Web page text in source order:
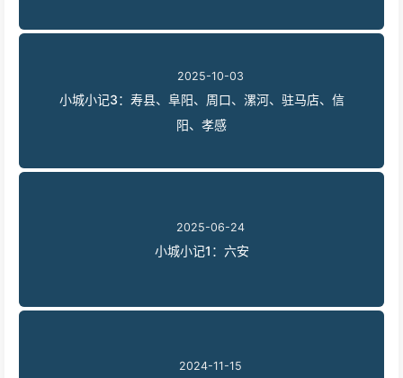
2025-10-03
小城小记3：寿县、阜阳、周口、漯河、驻马店、信
阳、孝感
2025-06-24
小城小记1：六安
2024-11-15